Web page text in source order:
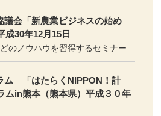
議会「新農業ビジネスの始め
成30年12月15日
のノウハウを習得するセミナー
ム 「はたらくNIPPON！計
ムin熊本（熊本県）平成３０年